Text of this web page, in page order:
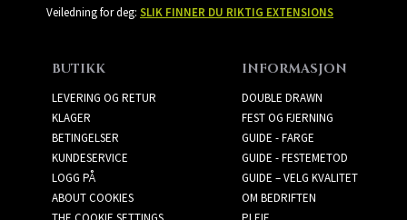
Veiledning for deg: SLIK FINNER DU RIKTIG EXTENSIONS
BUTIKK
LEVERING OG RETUR
KLAGER
BETINGELSER
KUNDESERVICE
LOGG PÅ
ABOUT COOKIES
INFORMASJON
DOUBLE DRAWN
FEST OG FJERNING
GUIDE - FARGE
GUIDE - FESTEMETOD
GUIDE – VELG KVALITET
OM BEDRIFTEN